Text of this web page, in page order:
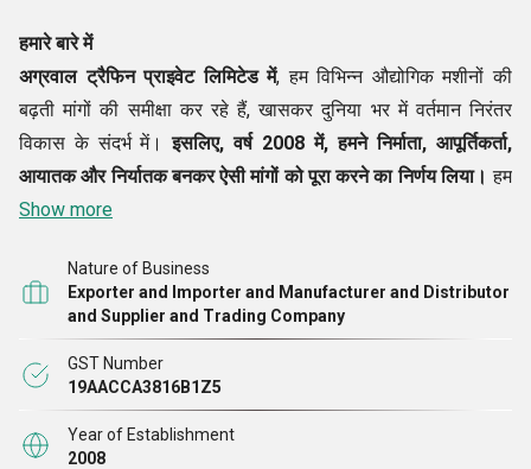
हमारे बारे में
अग्रवाल ट्रैफिन प्राइवेट लिमिटेड में, हम विभिन्न औद्योगिक मशीनों की
बढ़ती मांगों की समीक्षा कर रहे हैं, खासकर दुनिया भर में वर्तमान निरंतर
विकास के संदर्भ में।इसलिए, वर्ष 2008 में, हमनेनिर्माता, आपूर्तिकर्ता,
आयातकऔर निर्यातक बनकर ऐसी मांगों को पूरा करने का निर्णय लिया। हम
एक उत्कृष्ट मशीन लाइन का निर्माण कर रहे हैं, जिसमें
पेपर बैग मशीन स्क्वायर बॉटम, एसपीबी 900 पेपर बाउल मेकिंग मशीन,
पीपीएम 300 ऑटोमैटिक पेपर ट्रे मेकिंग मशीनआदि शामिल हैं। उत्पादन के
बाद, हम सुनिश्चित करते हैं कि सभी मशीनों को उच्चतम गुणवत्ता वाले
विनिर्देशों के अनुसार चेक किया जाए और फिर दुनिया भर के ग्राहकों को
वितरित किया जाए। इसके अलावा,एसपीबी मशीनरीहमारा अपना ब्रांड है
जिसके तहत हम अपने सामानों की मार्केटिंग करते हैं।
Show more
Nature of Business
Exporter and Importer and Manufacturer and Distributor
and Supplier and Trading Company
GST Number
19AACCA3816B1Z5
Year of Establishment
2008